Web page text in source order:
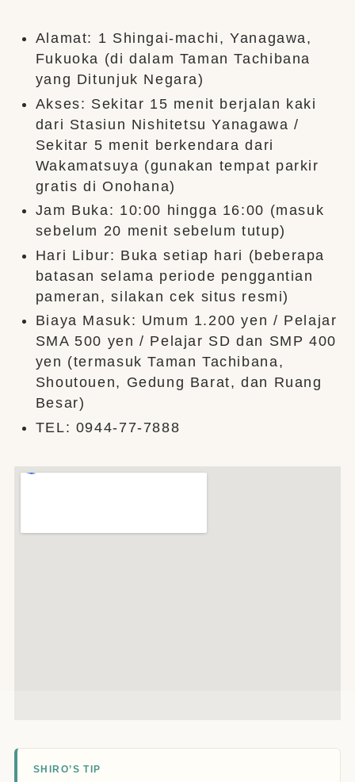
Alamat: 1 Shingai-machi, Yanagawa,
Fukuoka (di dalam Taman Tachibana
yang Ditunjuk Negara)
Akses: Sekitar 15 menit berjalan kaki
dari Stasiun Nishitetsu Yanagawa /
Sekitar 5 menit berkendara dari
Wakamatsuya (gunakan tempat parkir
gratis di Onohana)
Jam Buka: 10:00 hingga 16:00 (masuk
sebelum 20 menit sebelum tutup)
Hari Libur: Buka setiap hari (beberapa
batasan selama periode penggantian
pameran, silakan cek situs resmi)
Biaya Masuk: Umum 1.200 yen / Pelajar
SMA 500 yen / Pelajar SD dan SMP 400
yen (termasuk Taman Tachibana,
Shoutouen, Gedung Barat, dan Ruang
Besar)
TEL: 0944-77-7888
SHIRO’S TIP